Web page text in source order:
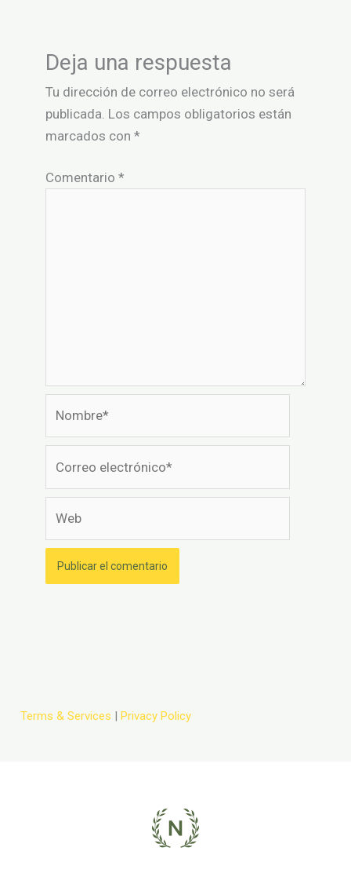
Deja una respuesta
Tu dirección de correo electrónico no será
publicada. Los campos obligatorios están
marcados con *
Comentario *
Terms & Services |Privacy Policy